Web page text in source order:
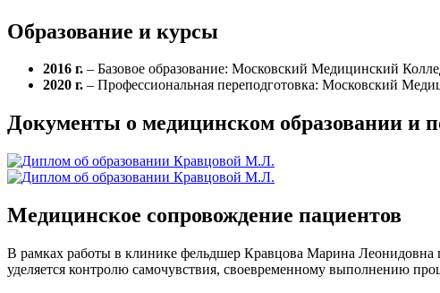
Образование и курсы
2016 г. – Базовое образование: Московский Медицинский
2020 г. – Профессиональная переподготовка: Московский
Документы о медицинском образовании и
Медицинское сопровождение пациентов
В рамках работы в клинике фельдшер Кравцова Марина
уделяется контролю самочувствия, своевременному выполнению